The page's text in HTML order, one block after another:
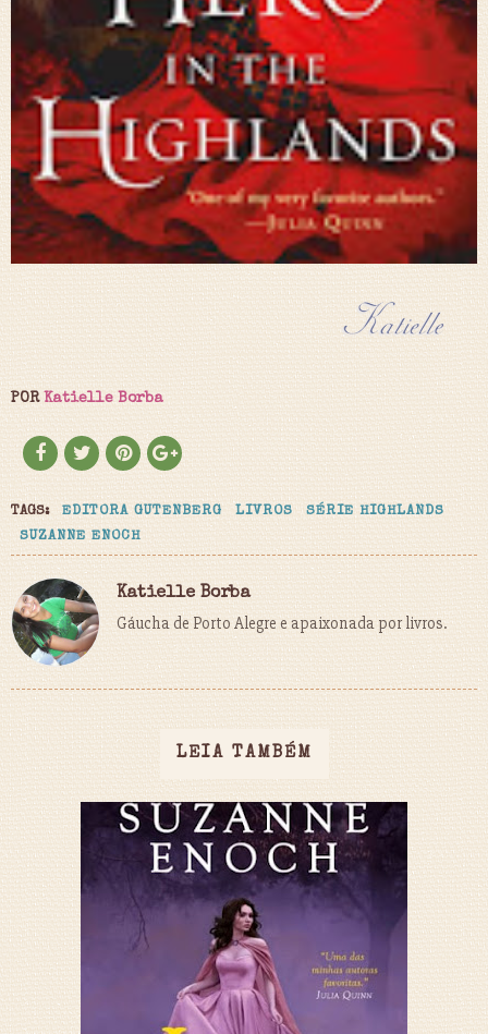
POR Katielle Borba
TAGS: EDITORA GUTENBERG LIVROS
SÉRIE HIGHLANDS
SUZANNE ENOCH
Katielle Borba
Gáucha de Porto Alegre e apaixonada por livros.
LEIA TAMBÉM